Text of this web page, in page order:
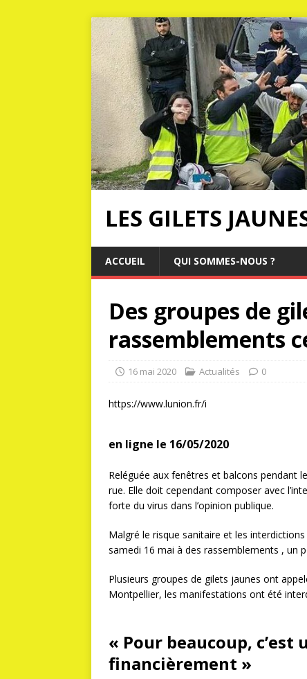
LES GILETS
ACCUEIL QUI SOMMES-NOUS ?
Des groupes de
rassemblements
16 mai 2020 Actualités 0
https://www.lunion.fr/i
en ligne le 16/05/2020
Reléguée aux fenêtres et balcons pendant
rue. Elle doit cependant composer avec
forte du virus dans l’opinion publique.
Malgré le risque sanitaire et les
samedi 16 mai à des rassemblements , un
Plusieurs groupes de gilets jaunes ont
Montpellier, les manifestations ont été
« Pour beaucoup,
financièrement »